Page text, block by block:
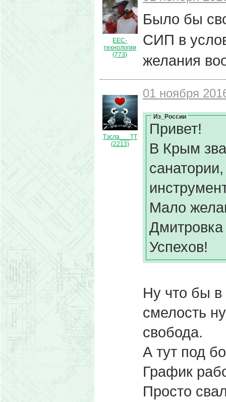
ЕЕС-
технологии
(773)
Было бы
СИП в
желания
Тэсла___ТТ
(2213)
01 ноября
Из_России
Привет!
В Крым
Мало
Успехов!
Ну что бы в
смелость
свобода.
А тут под
График
Просто